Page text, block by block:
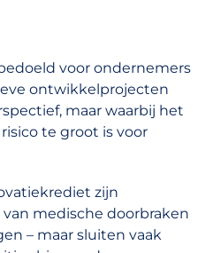
voor ondernemers
ontwikkelprojecten
maar waarbij het
te groot is voor
zijn
medische doorbraken
– maar sluiten vaak